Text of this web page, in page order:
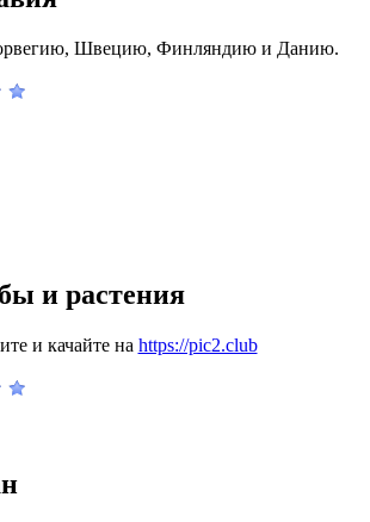
Швецию, Финляндию и Данию.
и растения
и качайте на https://pic2.club